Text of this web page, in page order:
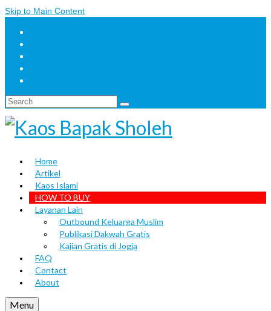
Skip to Main Content
Search
Home
Artikel
Kaos Islami
HOW TO BUY
Layanan Lain
Outbound Keluarga Muslim
Publikasi Dakwah Gratis
Kajian Gratis di Jogja
FAQ
Contact
About
Menu